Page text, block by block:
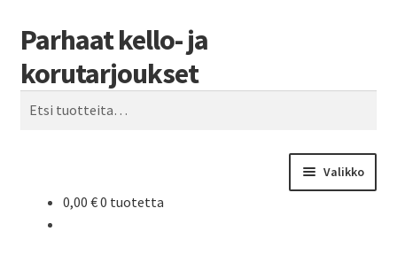
Siirry
navigointiin
Siirry
sisältöön
Parhaat kello- ja
korutarjoukset
Haku
Valikko
0,00 €0 tuotetta